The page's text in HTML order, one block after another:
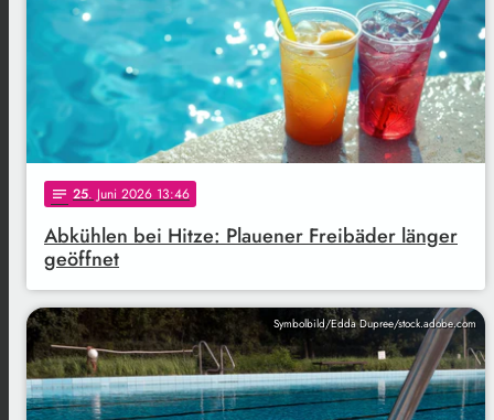
notes 25. Juni 2026 13:46
Abkühlen bei Hitze: Plauener Freibäder länger
geöffnet
Symbolbild/Edda Dupree/stock.adobe.com